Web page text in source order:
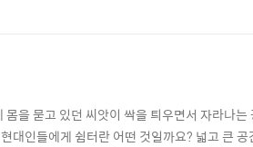
을 묻고 있던 씨앗이 싹을 틔우면서 자라나는
대인들에게 쉼터란 어떤 것일까요? 넓고 큰 공